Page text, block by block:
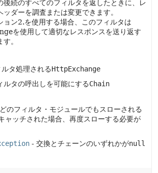
後続のすべてのフィルタを返したときに、レ
ッダーを調査または変更できます。
ョン2.を使用する場合、このフィルタは
を使用して適切なレスポンスを送り返す
。
タ処理されるHttpExchange
ルタの呼出しを可能にするChain
のフィルタ・モジュールでもスローされる
ャッチされた場合、再度スローする必要が
- 交換とチェーンのいずれかがnull